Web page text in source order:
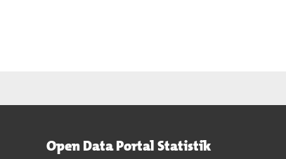
Open Data Portal Statistik